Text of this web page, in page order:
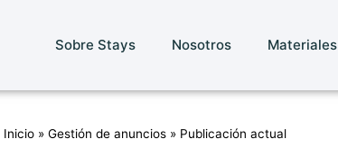
Sobre Stays Nosotros Materiales
Inicio» Gestión de anuncios» Publicación actual